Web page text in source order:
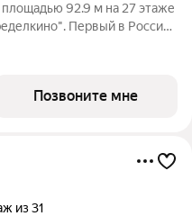
площадью 92.9 м на 27 этаже
Первый в России
Родина. Это жилой
на границе с
Позвоните мне
из 31